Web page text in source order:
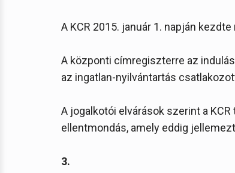
A KCR 2015. január 1. napján
A központi címregiszterre az
az ingatlan-nyilvántartás
A jogalkotói elvárások szerint a
ellentmondás, amely eddig
3.